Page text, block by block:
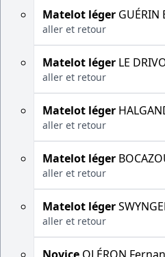
Matelot léger GUÉRIN
aller et retour
Matelot léger LE
aller et retour
Matelot léger
aller et retour
Matelot léger
aller et retour
Matelot léger
aller et retour